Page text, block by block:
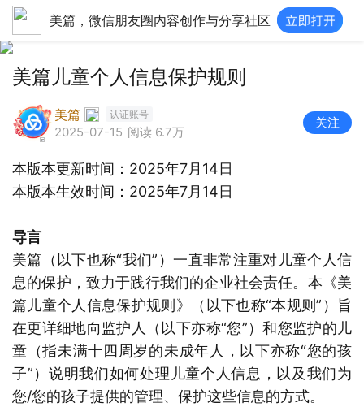
美篇，微信朋友圈内容创作与分享社区
美篇儿童个人信息保护规则
美篇 认证账号
2025-07-15 阅读 6.7万
关注
本版本更新时间：2025年7月14日
本版本生效时间：2025年7月14日
导言
美篇（以下也称“我们”）一直非常注重对儿童个人信
息的保护，致力于践行我们的企业社会责任。本《美
篇儿童个人信息保护规则》（以下也称“本规则”）旨
在更详细地向监护人（以下亦称“您”）和您监护的儿
童（指未满十四周岁的未成年人，以下亦称“您的孩
子”）说明我们如何处理儿童个人信息，以及我们为
您/您的孩子提供的管理、保护这些信息的方式。